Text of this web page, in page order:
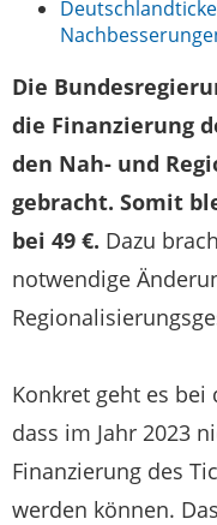
Die
die Finanzierung
den Nah- und
gebracht. Somit
bei 49 €. Dazu
notwendige
Konkret geht es bei
dass im Jahr 2023
Finanzierung des
werden können.